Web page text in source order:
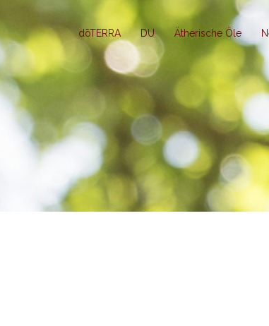
dōTERRA DU Ätherische Öle